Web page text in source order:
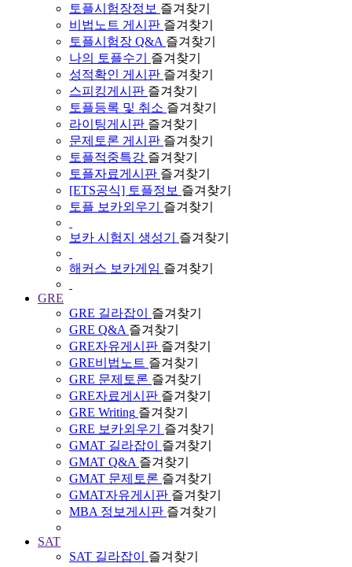
토플시험장정보 즐겨찾기
비법노트 게시판 즐겨찾기
토플시험장 Q&A 즐겨찾기
나의 토플수기
즐겨찾기
성적확인 게시판 즐겨찾기
스피킹게시판 즐겨찾기
토플등록 및 취소 즐겨찾기
라이팅게시판 즐겨찾기
문제토론 게시판 즐겨찾기
토플적중특강 즐겨찾기
토플자료게시판 즐겨찾기
[ETS공식] 토플정보 즐겨찾기
토플 보카외우기
즐겨찾기
보카 시험지 생성기 즐겨찾기
해커스 보카게임 즐겨찾기
GRE
GRE 길라잡이
즐겨찾기
GRE Q&A 즐겨찾기
GRE자유게시판 즐겨찾기
GRE비법노트 즐겨찾기
GRE 문제토론 즐겨찾기
GRE자료게시판 즐겨찾기
GRE Writing 즐겨찾기
GRE 보카외우기
즐겨찾기
GMAT 길라잡이
즐겨찾기
GMAT Q&A 즐겨찾기
GMAT 문제토론 즐겨찾기
GMAT자유게시판 즐겨찾기
MBA 정보게시판 즐겨찾기
SAT
SAT 길라잡이
즐겨찾기